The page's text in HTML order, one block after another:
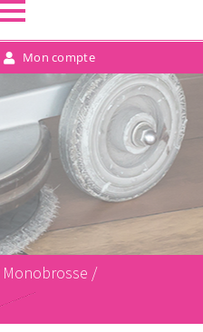
Mon compte
Monobrosse /